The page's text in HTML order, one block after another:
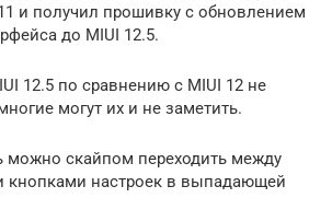
и получил прошивку с обновлением
до MIUI 12.5.
12.5 по сравнению с MIUI 12 не
могут их и не заметить.
можно скайпом переходить между
кнопками настроек в выпадающей